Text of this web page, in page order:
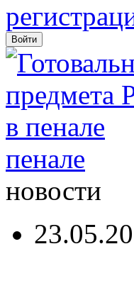
пенале
новости